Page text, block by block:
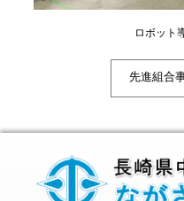
ロボット
先進組合